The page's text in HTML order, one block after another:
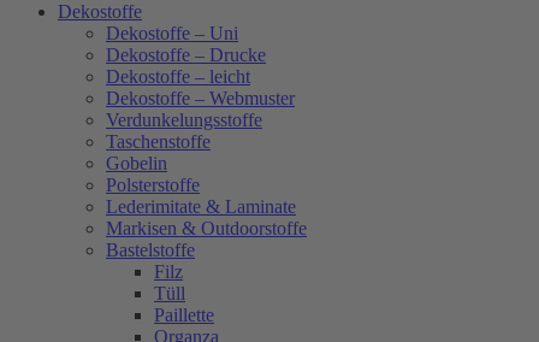
Dekostoffe
Dekostoffe – Uni
Dekostoffe – Drucke
Dekostoffe – leicht
Dekostoffe – Webmuster
Verdunkelungsstoffe
Taschenstoffe
Gobelin
Polsterstoffe
Lederimitate & Laminate
Markisen & Outdoorstoffe
Bastelstoffe
Filz
Tüll
Paillette
Organza